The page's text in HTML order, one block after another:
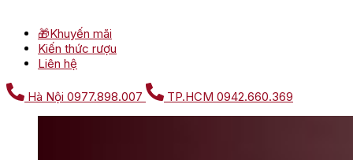
🎁Khuyến mãi
Kiến thức rượu
Liên hệ
Hà Nội 0977.898.007 TP.HCM 0942.660.369